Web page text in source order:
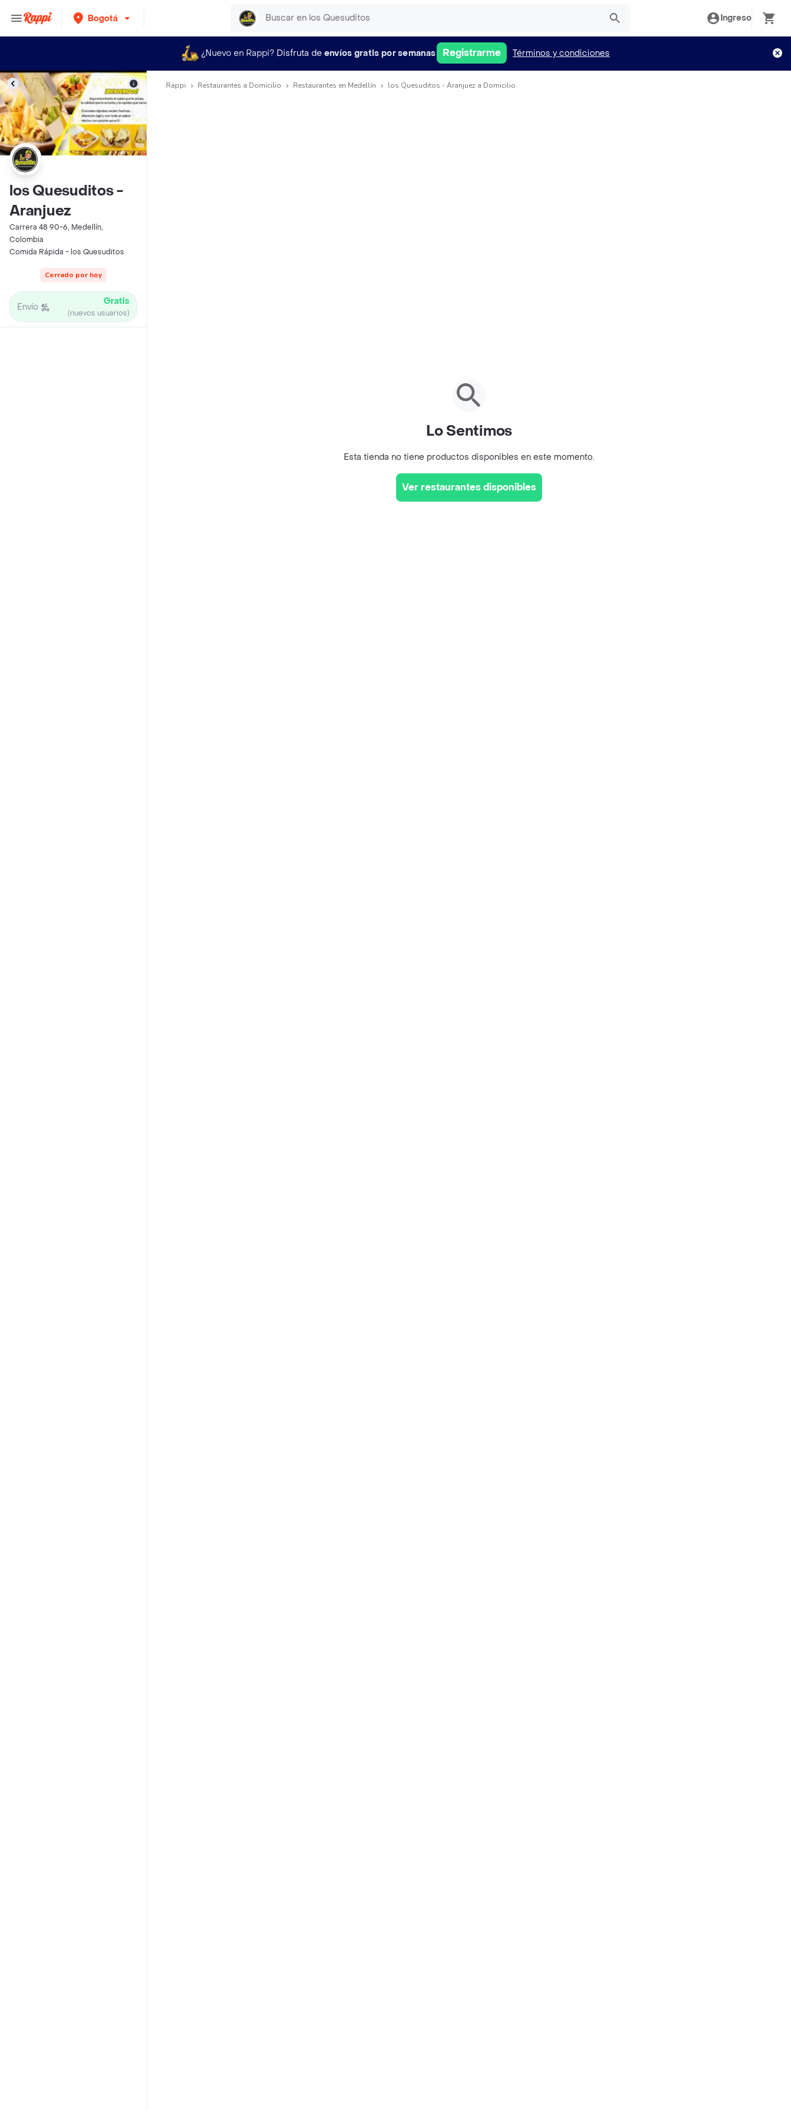
Bogotá Ingreso
¿Nuevo en Rappi? Disfruta de envíos gratis por semanas Registrarme Términos y condiciones
los Quesuditos -
Aranjuez
Carrera 48 90-6, Medellín,
Colombia
Comida Rápida - los Quesuditos
Cerrado por hoy
Envío Gratis
(nuevos usuarios)
Rappi Restaurantes a Domicilio Restaurantes en Medellín los Quesuditos - Aranjuez a Domicilio
Lo Sentimos
Esta tienda no tiene productos disponibles en este momento.
Ver restaurantes disponibles